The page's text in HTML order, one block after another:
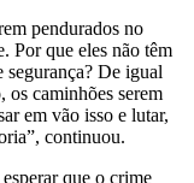
pendurados no
Por que eles não têm
segurança? De igual
os caminhões serem
em vão isso e lutar,
continuou.
que o crime